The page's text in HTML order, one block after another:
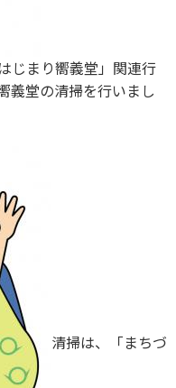
じまり嚮義堂」関連行
義堂の清掃を行いまし
清掃は、「まちづ